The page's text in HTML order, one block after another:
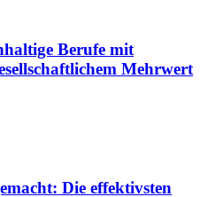
Berufe mit
Mehrwert
Die effektivsten